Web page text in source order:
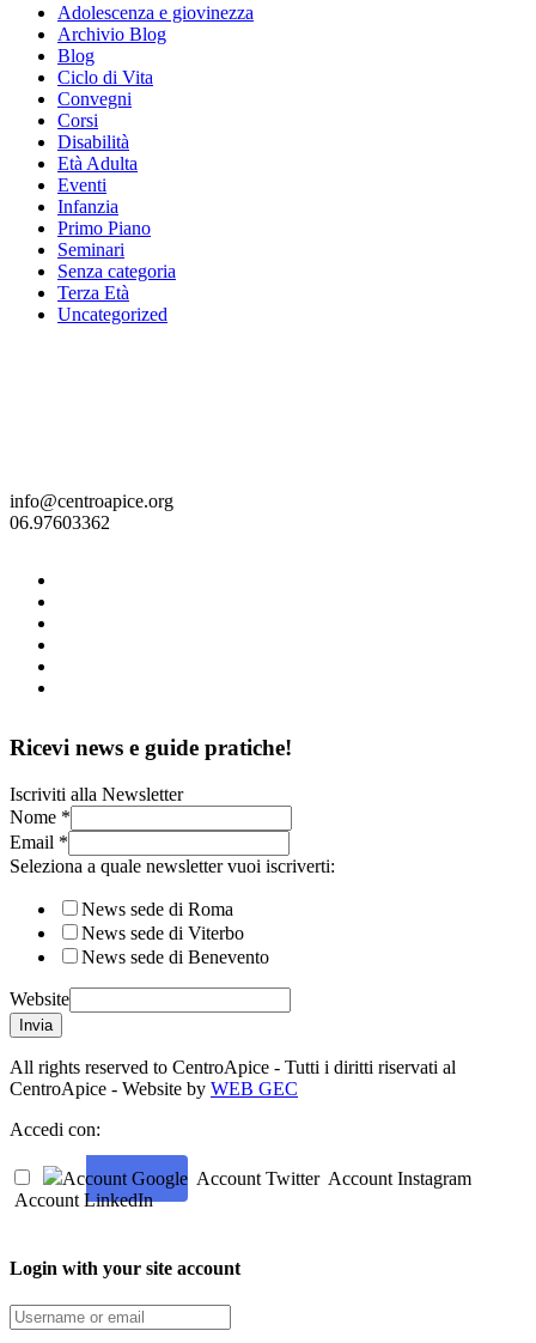
Adolescenza e giovinezza
Archivio Blog
Blog
Ciclo di Vita
Convegni
Corsi
Disabilità
Età Adulta
Eventi
Infanzia
Primo Piano
Seminari
Senza categoria
Terza Età
Uncategorized
info@centroapice.org
06.97603362
Ricevi news e guide pratiche!
Iscriviti alla Newsletter
Nome *
Email *
Seleziona a quale newsletter vuoi iscriverti:
News sede di Roma
News sede di Viterbo
News sede di Benevento
Website
Invia
All rights reserved to CentroApice - Tutti i diritti riservati al
CentroApice - Website by WEB GEC
Accedi con:
Account Google Account Twitter Account Instagram
Account LinkedIn
Login with your site account